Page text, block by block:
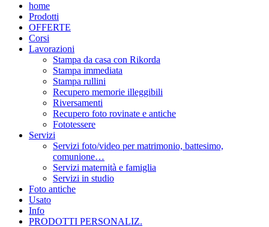
home
Prodotti
OFFERTE
Corsi
Lavorazioni
Stampa da casa con Rikorda
Stampa immediata
Stampa rullini
Recupero memorie illeggibili
Riversamenti
Recupero foto rovinate e antiche
Fototessere
Servizi
Servizi foto/video per matrimonio, battesimo,
comunione…
Servizi maternità e famiglia
Servizi in studio
Foto antiche
Usato
Info
PRODOTTI PERSONALIZ.